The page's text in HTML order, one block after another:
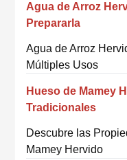
Agua de Arroz
Prepararla
Agua de Arroz
Múltiples Usos
Hueso de Mamey
Tradicionales
Descubre las
Mamey Hervido